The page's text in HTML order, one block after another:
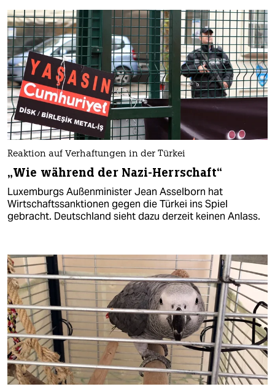
Reaktion auf Verhaftungen in der Türkei
„Wie während der Nazi-Herrschaft“
Luxemburgs Außenminister Jean Asselborn hat
Wirtschaftssanktionen gegen die Türkei ins Spiel
gebracht. Deutschland sieht dazu derzeit keinen Anlass.